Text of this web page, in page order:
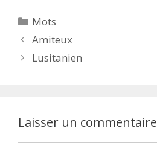
Catégories
Mots
Amiteux
Lusitanien
Laisser un commentaire